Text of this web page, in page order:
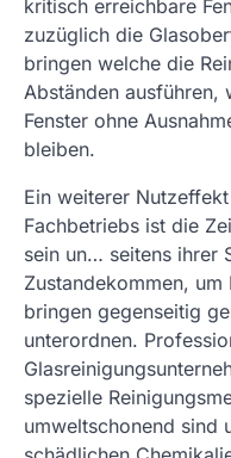
kritisch erreichbare
zuzüglich die
bringen welche die
Abständen
Fenster ohne
bleiben.
Ein weiterer
Fachbetriebs ist die
sein un… seitens ihrer
Zustandekommen,
bringen gegenseitig
unterordnen.
spezielle
umweltschonend sind